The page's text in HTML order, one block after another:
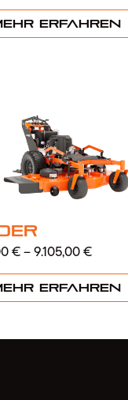
erfahren
€–9.105,00€
erfahren